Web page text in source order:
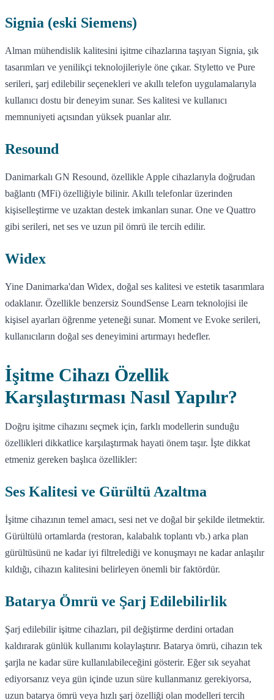
Signia (eski Siemens)
Alman mühendislik kalitesini işitme cihazlarına taşıyan Signia, şık
tasarımları ve yenilikçi teknolojileriyle öne çıkar. Styletto ve Pure
serileri, şarj edilebilir seçenekleri ve akıllı telefon uygulamalarıyla
kullanıcı dostu bir deneyim sunar. Ses kalitesi ve kullanıcı
memnuniyeti açısından yüksek puanlar alır.
Resound
Danimarkalı GN Resound, özellikle Apple cihazlarıyla doğrudan
bağlantı (MFi) özelliğiyle bilinir. Akıllı telefonlar üzerinden
kişiselleştirme ve uzaktan destek imkanları sunar. One ve Quattro
gibi serileri, net ses ve uzun pil ömrü ile tercih edilir.
Widex
Yine Danimarka'dan Widex, doğal ses kalitesi ve estetik tasarımlara
odaklanır. Özellikle benzersiz SoundSense Learn teknolojisi ile
kişisel ayarları öğrenme yeteneği sunar. Moment ve Evoke serileri,
kullanıcıların doğal ses deneyimini artırmayı hedefler.
İşitme Cihazı Özellik
Karşılaştırması Nasıl Yapılır?
Doğru işitme cihazını seçmek için, farklı modellerin sunduğu
özellikleri dikkatlice karşılaştırmak hayati önem taşır. İşte dikkat
etmeniz gereken başlıca özellikler:
Ses Kalitesi ve Gürültü Azaltma
İşitme cihazının temel amacı, sesi net ve doğal bir şekilde iletmektir.
Gürültülü ortamlarda (restoran, kalabalık toplantı vb.) arka plan
gürültüsünü ne kadar iyi filtrelediği ve konuşmayı ne kadar anlaşılır
kıldığı, cihazın kalitesini belirleyen önemli bir faktördür.
Batarya Ömrü ve Şarj Edilebilirlik
Şarj edilebilir işitme cihazları, pil değiştirme derdini ortadan
kaldırarak günlük kullanımı kolaylaştırır. Batarya ömrü, cihazın tek
şarjla ne kadar süre kullanılabileceğini gösterir. Eğer sık seyahat
ediyorsanız veya gün içinde uzun süre kullanmanız gerekiyorsa,
uzun batarya ömrü veya hızlı şarj özelliği olan modelleri tercih